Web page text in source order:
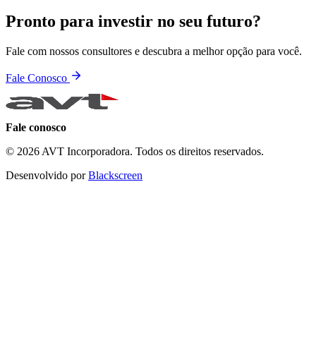
Pronto para investir no seu futuro?
Fale com nossos consultores e descubra a melhor opção para você.
Fale Conosco
Fale conosco
© 2026 AVT Incorporadora. Todos os direitos reservados.
Desenvolvido porBlackscreen